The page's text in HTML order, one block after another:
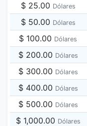
$ 25.00 Dólares
$ 50.00 Dólares
$ 100.00 Dólares
$ 200.00 Dólares
$ 300.00 Dólares
$ 400.00 Dólares
$ 500.00 Dólares
$ 1,000.00 Dólares